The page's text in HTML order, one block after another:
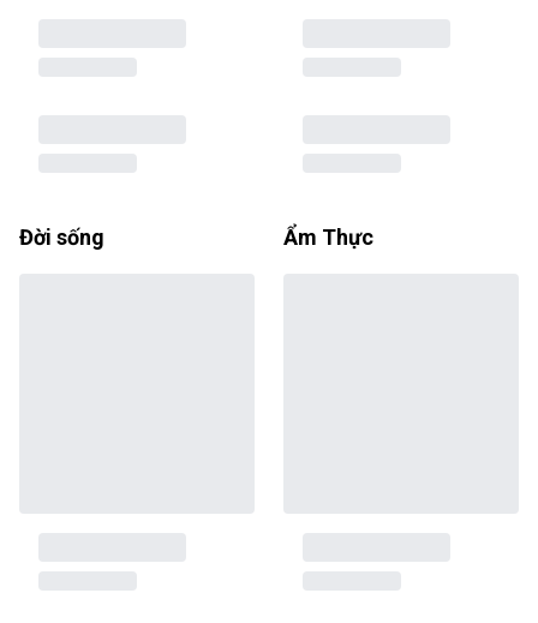
Đời sống Ẩm Thực